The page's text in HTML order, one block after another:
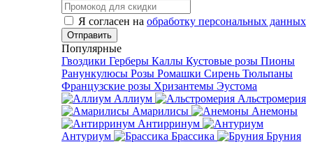
Я согласен на обработку персональных данных
Популярные
Гвоздики Герберы Каллы Кустовые розы Пионы
Ранункулюсы Розы Ромашки Сирень Тюльпаны
Французские розы Хризантемы Эустома
Аллиум
Альстромерия
Амарилисы
Анемоны
Антирринум
Антуриум
Брассика
Бруния